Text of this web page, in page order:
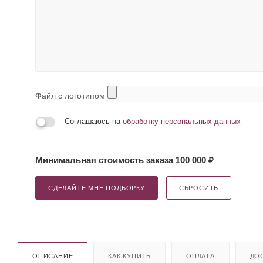
Файл с логотипом
Соглашаюсь на обработку персональных данных
Минимальная стоимость заказа 100 000 ₽
СДЕЛАЙТЕ МНЕ ПОДБОРКУ СБРОСИТЬ
ОПИСАНИЕ КАК КУПИТЬ ОПЛАТА